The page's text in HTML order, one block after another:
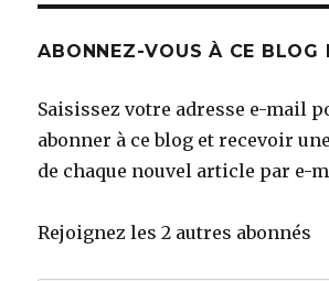
ABONNEZ-VOUS À CE BLOG
Saisissez votre adresse e-mail
abonner à ce blog et recevoir
de chaque nouvel article par e-
Rejoignez les 2 autres abonnés